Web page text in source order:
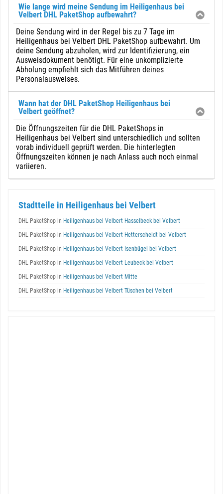
Wie lange wird meine Sendung im Heiligenhaus bei
Velbert DHL PaketShop aufbewahrt?
Deine Sendung wird in der Regel bis zu 7 Tage im
Heiligenhaus bei Velbert DHL PaketShop aufbewahrt. Um
deine Sendung abzuholen, wird zur Identifizierung, ein
Ausweisdokument benötigt. Für eine unkomplizierte
Abholung empfiehlt sich das Mitführen deines
Personalausweises.
Wann hat der DHL PaketShop Heiligenhaus bei
Velbert geöffnet?
Die Öffnungszeiten für die DHL PaketShops in
Heiligenhaus bei Velbert sind unterschiedlich und sollten
vorab individuell geprüft werden. Die hinterlegten
Öffnungszeiten können je nach Anlass auch noch einmal
variieren.
Stadtteile in Heiligenhaus bei Velbert
DHL PaketShop in Heiligenhaus bei Velbert Hasselbeck bei Velbert
DHL PaketShop in Heiligenhaus bei Velbert Hetterscheidt bei Velbert
DHL PaketShop in Heiligenhaus bei Velbert Isenbügel bei Velbert
DHL PaketShop in Heiligenhaus bei Velbert Leubeck bei Velbert
DHL PaketShop in Heiligenhaus bei Velbert Mitte
DHL PaketShop in Heiligenhaus bei Velbert Tüschen bei Velbert